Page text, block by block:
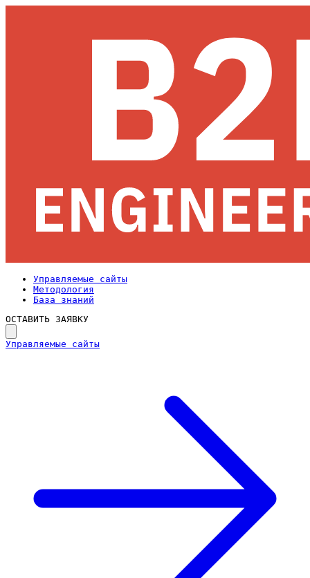
Управляемые сайты
Методология
База знаний
ОСТАВИТЬ ЗАЯВКУ
Управляемые сайты